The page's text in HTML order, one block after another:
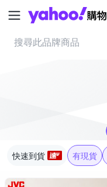
快速到貨 有現貨